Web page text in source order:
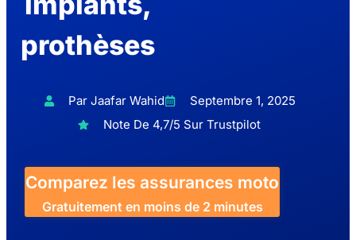
prothèses
Par Jaafar Wahid
Septembre 1, 2025
Note De 4,7/5 Sur Trustpilot
Comparez les assurances moto
Gratuitement en moins de 2 minutes